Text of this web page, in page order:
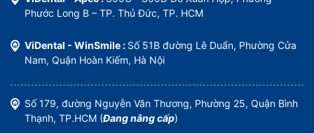
Phước Long B – TP. Thủ Đức, TP. HCM
ViDental - WinSmile : Số 51B đường Lê Duẩn, Phường Cửa
Nam, Quận Hoàn Kiếm, Hà Nội
Số 179, đường Nguyễn Văn Thương, Phường 25, Quận Bình
Thạnh, TP.HCM (Đang nâng cấp)